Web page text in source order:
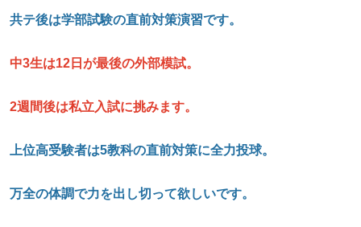
共テ後は学部試験の直前対策演習です。
中3生は12 日が最後の外部模試。
2週間後は私立入試に挑みます。
上位高受験者は5教科の直前対策に全力投球。
万全の体調で力を出し切って欲しいです。